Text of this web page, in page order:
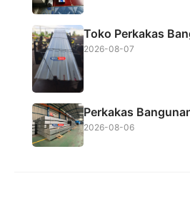
Toko Perkakas
2026-08-07
Perkakas
2026-08-06